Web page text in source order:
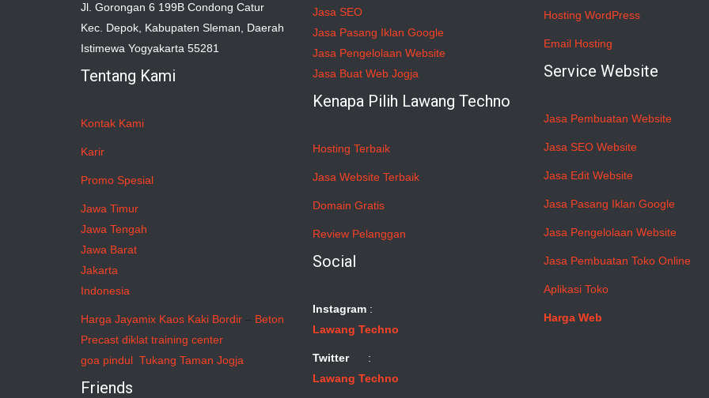
Jl. Gorongan 6 199B Condong Catur
Kec. Depok, Kabupaten Sleman, Daerah
Istimewa Yogyakarta 55281
Tentang Kami
Kontak Kami
Karir
Promo Spesial
Jawa Timur
Jawa Tengah
Jawa Barat
Jakarta
Indonesia
Harga Jayamix Kaos Kaki Bordir – Beton
Precast diklat training center
goa pindul Tukang Taman Jogja
Friends
Jasa SEO
Jasa Pasang Iklan Google
Jasa Pengelolaan Website
Jasa Buat Web Jogja
Kenapa Pilih Lawang Techno
Hosting Terbaik
Jasa Website Terbaik
Domain Gratis
Review Pelanggan
Social
Instagram:
Lawang Techno
Twitter:
Lawang Techno
Hosting WordPress
Email Hosting
Service Website
Jasa Pembuatan Website
Jasa SEO Website
Jasa Edit Website
Jasa Pasang Iklan Google
Jasa Pengelolaan Website
Jasa Pembuatan Toko Online
Aplikasi Toko
Harga Web